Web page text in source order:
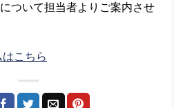
ついて担当者よりご案内させ
こちら